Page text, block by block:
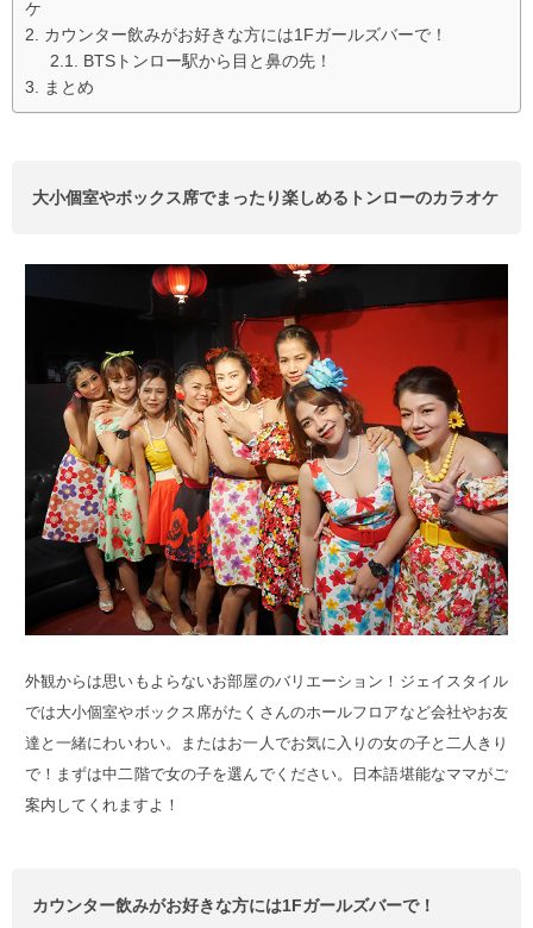
ケ
カウンター飲みがお好きな方には1Fガールズバーで！
BTSトンロー駅から目と鼻の先！
まとめ
大小個室やボックス席でまったり楽しめるトンローのカラオケ
外観からは思いもよらないお部屋のバリエーション！ジェイスタイル
では大小個室やボックス席がたくさんのホールフロアなど会社やお友
達と一緒にわいわい。またはお一人でお気に入りの女の子と二人きり
で！まずは中二階で女の子を選んでください。日本語堪能なママがご
案内してくれますよ！
カウンター飲みがお好きな方には1Fガールズバーで！